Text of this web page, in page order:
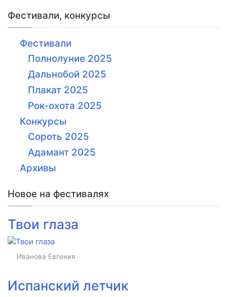
Фестивали, конкурсы
Фестивали
Полнолуние 2025
Дальнобой 2025
Плакат 2025
Рок-охота 2025
Конкурсы
Сороть 2025
Адамант 2025
Архивы
Новое на фестивалях
Твои глаза
Иванова Евгения
Испанский летчик